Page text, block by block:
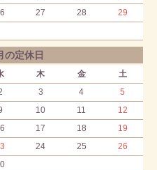
27 28
29
の定休日
木 金
土
3 4
5
10 11
12
17 18
19
24 25
26